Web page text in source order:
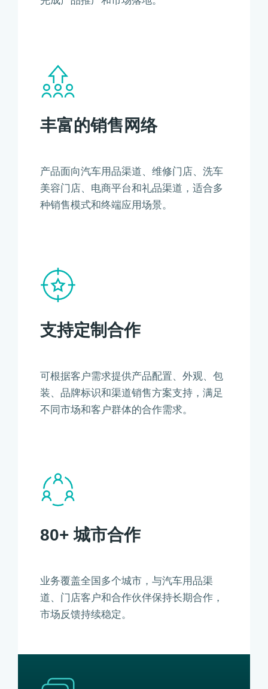
丰富的销售网络
产品面向汽车用品渠道、维修门店、洗车
美容门店、电商平台和礼品渠道，适合多
种销售模式和终端应用场景。
支持定制合作
可根据客户需求提供产品配置、外观、包
装、品牌标识和渠道销售方案支持，满足
不同市场和客户群体的合作需求。
80+ 城市合作
业务覆盖全国多个城市，与汽车用品渠
道、门店客户和合作伙伴保持长期合作，
市场反馈持续稳定。